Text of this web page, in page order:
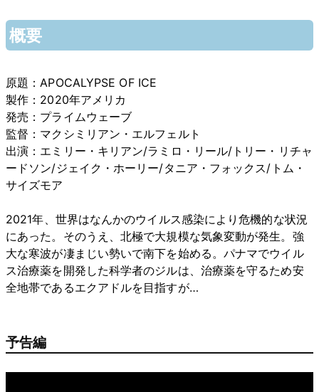
概要
原題：APOCALYPSE OF ICE
製作：2020年アメリカ
発売：プライムウェーブ
監督：マクシミリアン・エルフェルト
出演：エミリー・キリアン/ラミロ・リール/トリー・リチャ
ードソン/ジェイク・ホーリー/タニア・フォックス/トム・
サイズモア
2021年、世界はなんかのウイルス感染により危機的な状況
にあった。そのうえ、北極で大規模な気象変動が発生。強
大な寒波が凄まじい勢いで南下を始める。パナマでウイル
ス治療薬を開発した科学者のジルは、治療薬を守るため安
全地帯であるエクアドルを目指すが…
予告編